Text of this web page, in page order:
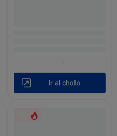
Ir al chollo